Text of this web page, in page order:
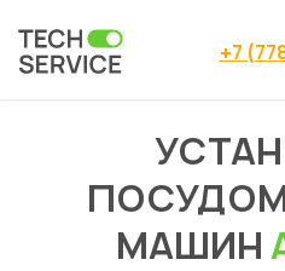
+7
Сервисный
Сервисный
Ремонт
Установка
МАШИН